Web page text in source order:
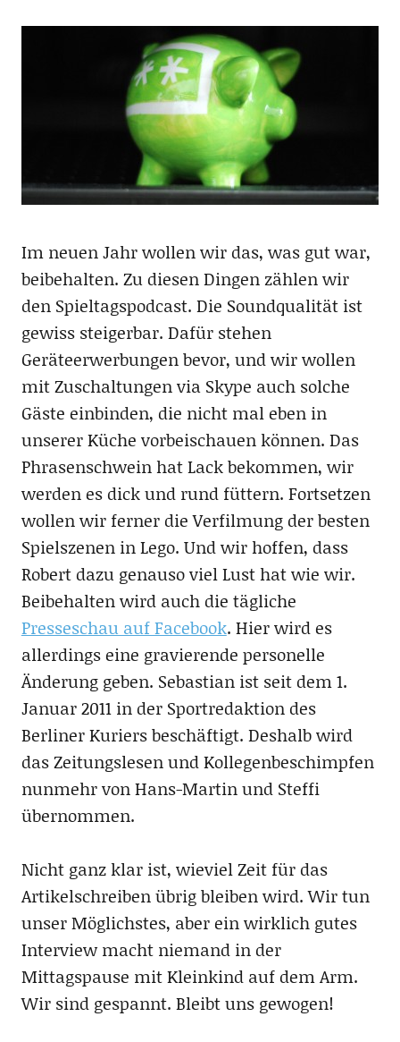
Im neuen Jahr wollen wir das, was gut war,
beibehalten. Zu diesen Dingen zählen wir
den Spieltagspodcast. Die Soundqualität ist
gewiss steigerbar. Dafür stehen
Geräteerwerbungen bevor, und wir wollen
mit Zuschaltungen via Skype auch solche
Gäste einbinden, die nicht mal eben in
unserer Küche vorbeischauen können. Das
Phrasenschwein hat Lack bekommen, wir
werden es dick und rund füttern. Fortsetzen
wollen wir ferner die Verfilmung der besten
Spielszenen in Lego. Und wir hoffen, dass
Robert dazu genauso viel Lust hat wie wir.
Beibehalten wird auch die tägliche
Presseschau auf Facebook. Hier wird es
allerdings eine gravierende personelle
Änderung geben. Sebastian ist seit dem 1.
Januar 2011 in der Sportredaktion des
Berliner Kuriers beschäftigt. Deshalb wird
das Zeitungslesen und Kollegenbeschimpfen
nunmehr von Hans-Martin und Steffi
übernommen.
Nicht ganz klar ist, wieviel Zeit für das
Artikelschreiben übrig bleiben wird. Wir tun
unser Möglichstes, aber ein wirklich gutes
Interview macht niemand in der
Mittagspause mit Kleinkind auf dem Arm.
Wir sind gespannt. Bleibt uns gewogen!